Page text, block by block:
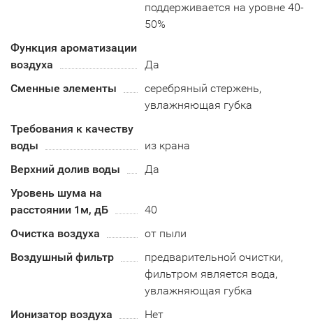
поддерживается на уровне 40-
50%
Функция ароматизации
воздуха
Да
Сменные элементы
серебряный стержень,
увлажняющая губка
Требования к качеству
воды
из крана
Верхний долив воды
Да
Уровень шума на
расстоянии 1м, дБ
40
Очистка воздуха
от пыли
Воздушный фильтр
предварительной очистки,
фильтром является вода,
увлажняющая губка
Ионизатор воздуха
Нет